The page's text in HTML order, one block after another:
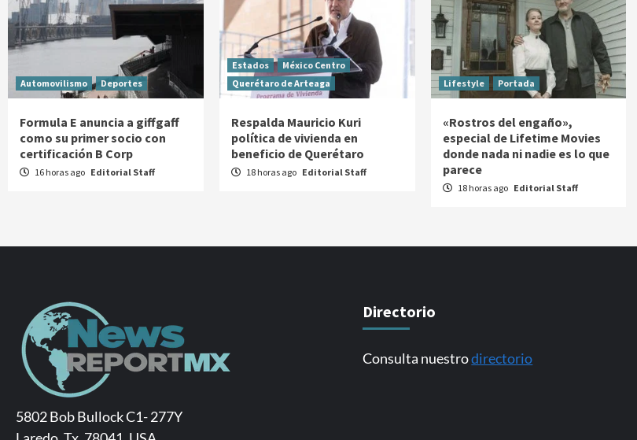
Automovilismo Deportes
Formula E anuncia a giffgaff
como su primer socio con
certificación B Corp
16 horas ago Editorial Staff
Estados
México Centro
Querétaro de Arteaga
Respalda Mauricio Kuri
política de vivienda en
beneficio de Querétaro
18 horas ago Editorial Staff
Lifestyle Portada
«Rostros del engaño»,
especial de Lifetime Movies
donde nada ni nadie es lo que
parece
18 horas ago Editorial Staff
5802 Bob Bullock C1- 277Y
Directorio
Consulta nuestrodirectorio